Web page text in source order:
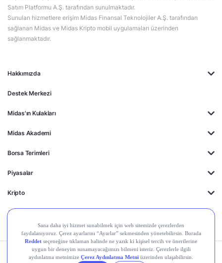
Hakkımızda
Destek Merkezi
Midas'ın Kulakları
Midas Akademi
Borsa Terimleri
Piyasalar
Kripto
Ayrıcalıklar
Satım Platformu A.Ş. tarafından sunulmaktadır.
Sunulan hizmetlere erişim Midas Finansal Teknolojiler A.Ş. tarafından
sağlanan Midas ve Midas Kripto mobil uygulamaları üzerinden
sağlanmaktadır.
Kişisel Verilerin Gizlilik Yasal Çerez